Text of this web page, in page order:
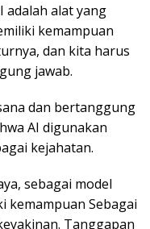
adalah alat yang
kemampuan
dan kita harus
jawab.
dan bertanggung
AI digunakan
kejahatan.
sebagai model
kemampuan Sebagai
Tanggapan